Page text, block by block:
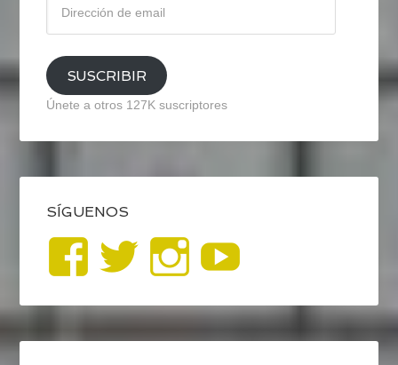
email
SUSCRIBIR
Únete a otros 127K suscriptores
SÍGUENOS
Ver
perfil
de
Ver
perfil
de
Ver
perfil
de